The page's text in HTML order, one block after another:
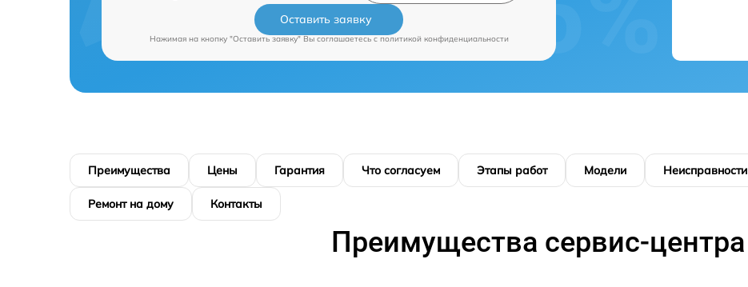
Оставить заявку
Нажимая на кнопку "Оставить заявку" Вы соглашаетесь cполитикой конфиденциальности
Преимущества Цены Гарантия Что согласуем Этапы работ Модели Неисправности
Ремонт на дому Контакты
Преимущества сервис-центра